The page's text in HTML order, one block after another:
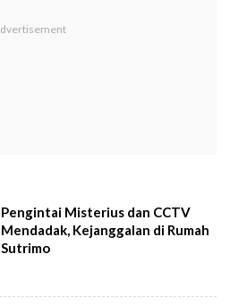
Pengintai Misterius dan CCTV
Mendadak, Kejanggalan di Rumah
Sutrimo